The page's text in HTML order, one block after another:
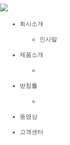
회사소개
인사말
제품소개
받침틀
동영상
고객센터